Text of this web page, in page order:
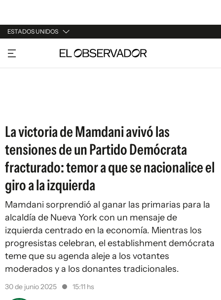
ESTADOS UNIDOS
URUGUAY
ARGENTINA
La victoria de Mamdani avivó las
tensiones de un Partido Demócrata
fracturado: temor a que se nacionalice el
giro a la izquierda
Mamdani sorprendió al ganar las primarias para la
alcaldía de Nueva York con un mensaje de
izquierda centrado en la economía. Mientras los
progresistas celebran, el establishment demócrata
teme que su agenda aleje a los votantes
moderados y a los donantes tradicionales.
30 de junio 2025 15:11 hs